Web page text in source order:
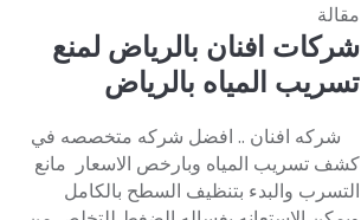
مقالة
شركات افنان بالرياض لمنع
تسريب المياه بالرياض
شركه افنان .. افضل شركه متخصصه في
كشف تسريب المياه وبارخص الاسعار مانع
التسرب والبدء بتنظيف السطح بالكامل